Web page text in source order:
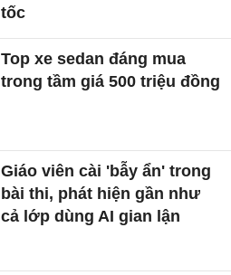
tốc
Top xe sedan đáng mua
trong tầm giá 500 triệu đồng
Giáo viên cài 'bẫy ẩn' trong
bài thi, phát hiện gần như
cả lớp dùng AI gian lận